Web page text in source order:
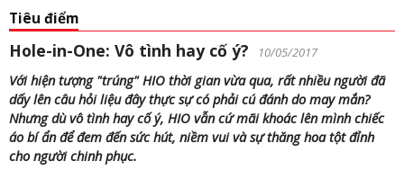
Tiêu điểm
Hole-in-One: Vô tình hay cố ý? 10/05/2017
Với hiện tượng "trúng" HIO thời gian vừa qua, rất nhiều người đã
dấy lên câu hỏi liệu đây thực sự có phải cú đánh do may mắn?
Nhưng dù vô tình hay cố ý, HIO vẫn cứ mãi khoác lên mình chiếc
áo bí ẩn để đem đến sức hút, niềm vui và sự thăng hoa tột đỉnh
cho người chinh phục.